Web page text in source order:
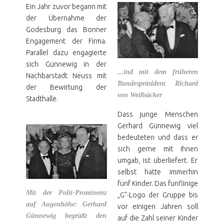
Ein Jahr zuvor begann mit
der Übernahme der
Godesburg das Bonner
Engagement der Firma.
Parallel dazu engagierte
sich Günnewig in der
Nachbarstadt Neuss mit
der Bewirtung der
Stadthalle.
Mit der Polit-Prominenz
auf Augenhöhe: Gerhard
Günnewig begrüßt den
...ind mit dem früheren
Bundespräsident Richard
von Weißsäcker
Dass junge Menschen
Gerhard Günnewig viel
bedeuteten und dass er
sich gerne mit ihnen
umgab, ist überliefert. Er
selbst hatte immerhin
fünf Kinder. Das fünflinige
„G“-Logo der Gruppe bis
vor einigen Jahren soll
auf die Zahl seiner Kinder